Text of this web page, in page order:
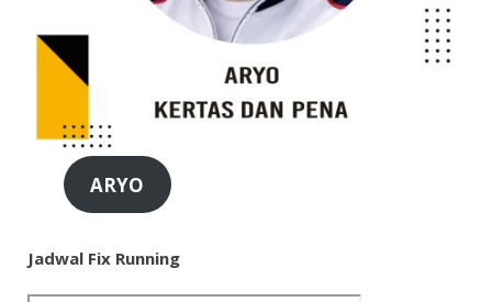
ARYO
Jadwal Fix Running